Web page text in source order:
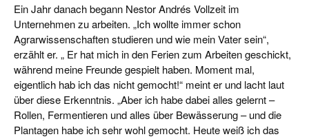
Ein Jahr danach begann Nestor Andrés Vollzeit im
Unternehmen zu arbeiten. „Ich wollte immer schon
Agrarwissenschaften studieren und wie mein Vater sein“,
erzählt er. „ Er hat mich in den Ferien zum Arbeiten geschickt,
während meine Freunde gespielt haben. Moment mal,
eigentlich hab ich das nicht gemocht!“ meint er und lacht laut
über diese Erkenntnis. „Aber ich habe dabei alles gelernt –
Rollen, Fermentieren und alles über Bewässerung – und die
Plantagen habe ich sehr wohl gemocht. Heute weiß ich das